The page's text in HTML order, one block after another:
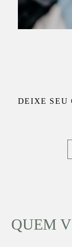
DEIXE SEU
QUEM